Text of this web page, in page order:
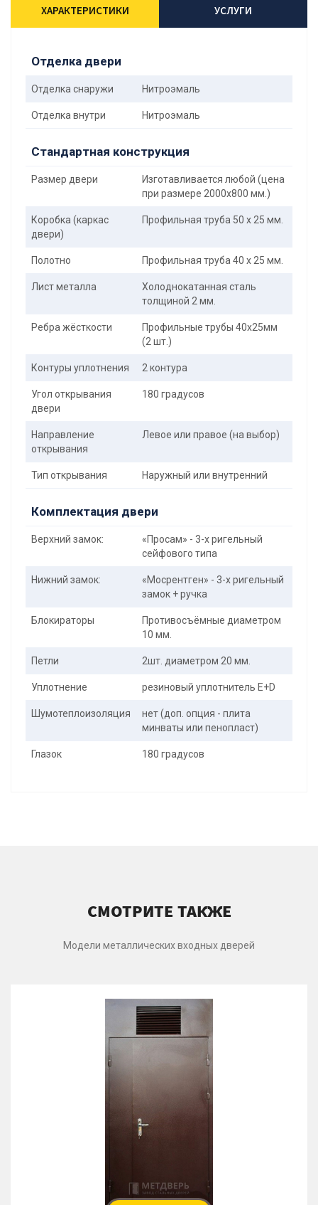
ХАРАКТЕРИСТИКИ УСЛУГИ
Отделка двери
Отделка снаружи Нитроэмаль
Отделка внутри Нитроэмаль
Стандартная конструкция
Размер двери
Изготавливается любой (цена
при размере 2000x800 мм.)
Коробка (каркас
двери)
Профильная труба 50 х 25 мм.
Полотно Профильная труба 40 х 25 мм.
Лист металла
Холоднокатанная сталь
толщиной 2 мм.
Ребра жёсткости
Профильные трубы 40х25мм
(2 шт.)
Контуры уплотнения 2 контура
Угол открывания
двери
180 градусов
Направление
открывания
Левое или правое (на выбор)
Тип открывания Наружный или внутренний
Комплектация двери
Верхний замок:
«Просам» - 3-х ригельный
сейфового типа
Нижний замок:
«Мосрентген» - 3-х ригельный
замок + ручка
Блокираторы
Противосъёмные диаметром
10 мм.
Петли 2шт. диаметром 20 мм.
Уплотнение резиновый уплотнитель E+D
Шумотеплоизоляция
нет (доп. опция - плита
минваты или пенопласт)
Глазок 180 градусов
СМОТРИТЕ ТАКЖЕ
Модели металлических входных дверей